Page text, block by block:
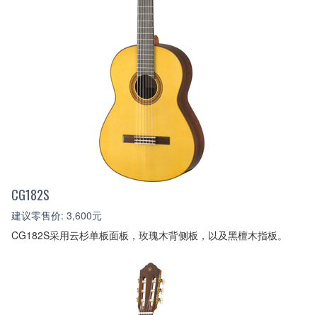
CG182S
建议零售价: 3,600元
CG182S采用云杉单板面板，玫瑰木背侧板，以及黑檀木指板。